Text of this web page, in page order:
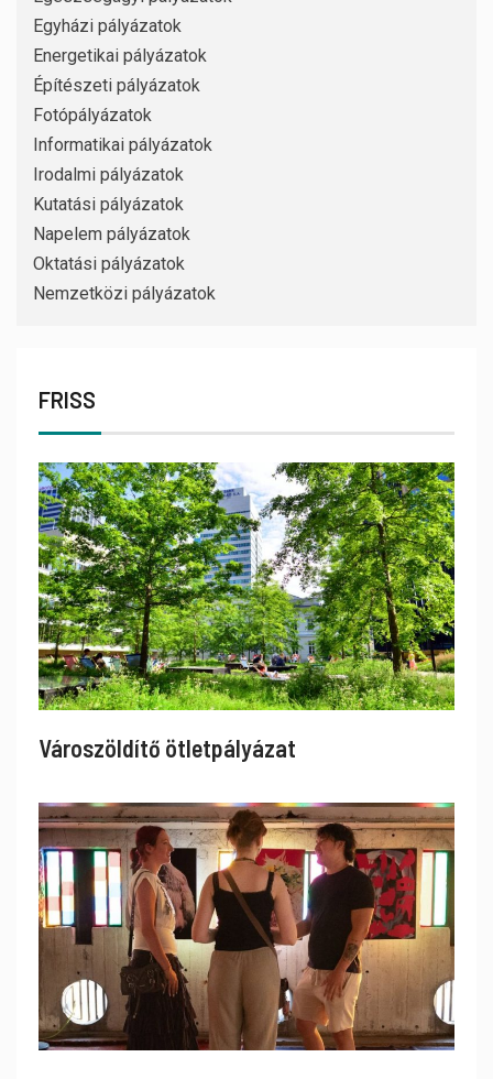
Egyházi pályázatok
Energetikai pályázatok
Építészeti pályázatok
Fotópályázatok
Informatikai pályázatok
Irodalmi pályázatok
Kutatási pályázatok
Napelem pályázatok
Oktatási pályázatok
Nemzetközi pályázatok
FRISS
Városzöldítő ötletpályázat